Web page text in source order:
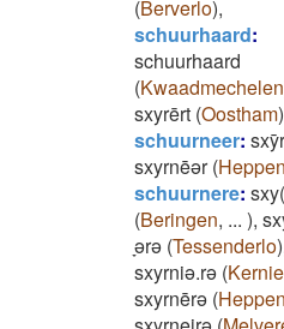
(Berverlo),
schuurhaard:
schuurhaard
(Kwaadmechelen
sxyrērt (Oostham)
schuurneer:
sxyrnēǝr(Heppen
schuurnere:
(Beringen, ... ),
̞ǝrǝ (Tessenderlo)
sxyrniǝ.rǝ (
sxyrnērǝ (Heppen